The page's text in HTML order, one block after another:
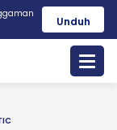
Unduh